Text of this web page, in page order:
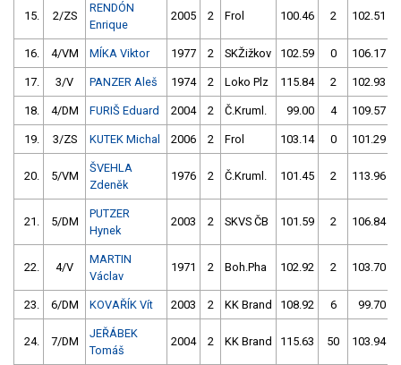
15. 2/ZS
RENDÓN
Enrique
2005 2 Frol 100.46 2 102.51
16. 4/VM MÍKA Viktor 1977 2 SKŽižkov 102.59 0 106.17
17. 3/V PANZER Aleš 1974 2 Loko Plz 115.84 2 102.93
18. 4/DM FURIŠ Eduard 2004 2 Č.Kruml. 99.00 4 109.57
19. 3/ZS KUTEK Michal 2006 2 Frol 103.14 0 101.29
20. 5/VM
ŠVEHLA
Zdeněk
1976 2 Č.Kruml. 101.45 2 113.96
21. 5/DM
PUTZER
Hynek
2003 2 SKVS ČB 101.59 2 106.84
22. 4/V
MARTIN
Václav
1971 2 Boh.Pha 102.92 2 103.70
23. 6/DM KOVAŘÍK Vít 2003 2 KK Brand 108.92 6 99.70
24. 7/DM
JEŘÁBEK
Tomáš
2004 2 KK Brand 115.63 50 103.94